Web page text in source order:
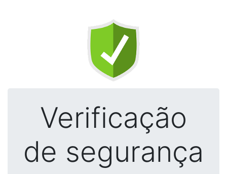
Verificação
de segurança